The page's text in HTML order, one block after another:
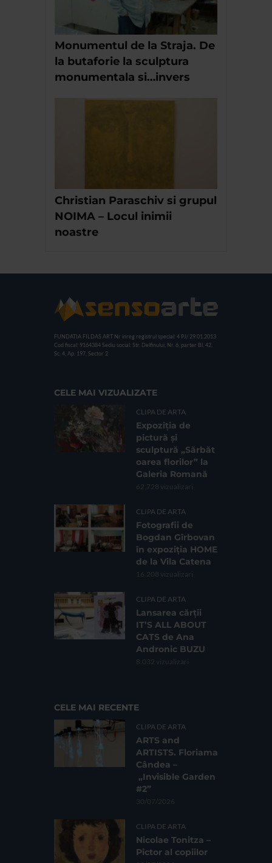
Monumentul de la Straja. De
la butaforie la sculptura
monumentala si…invers
Christian Paraschiv si grupul
NOIMA – Locul inimii
noastre
FUNDATIA FILDAS ART Nr inreg registrul special: 4 PJ/ 29.01.2013
Cod fiscal: 9164384 Sediu social: Str. Delfinului, Nr. 6, parter Bl. 42,
Sc. 4, Ap. 197, Sector 2
CELE MAI VIZUALIZATE
CLIPA DE ARTA
Expoziția de
pictură și
sculptură „Sărbăt
oarea florilor” la
Galeria Romană
62.728 vizualizari
CLIPA DE ARTA
Fotografii de
Bogdan Gîrbovan
în expoziția HOME
de la Vila Catena
16.208 vizualizari
CLIPA DE ARTA
Lansarea cărții
IT’S ALL ABOUT
CATS de Ana
Andronic BUZU
8.032 vizualizari
CELE MAI RECENTE
CLIPA DE ARTA
ARTS and
ARTISTS. Floriama
Cândea –
„Invisible Garden
#2”
30/07/2026
CLIPA DE ARTA
Nicolae Tonitza –
Pictor al copiilor